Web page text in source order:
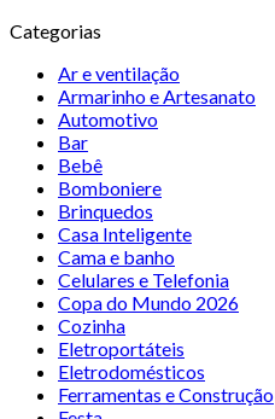
Categorias
Ar e ventilação
Armarinho e Artesanato
Automotivo
Bar
Bebê
Bomboniere
Brinquedos
Casa Inteligente
Cama e banho
Celulares e Telefonia
Copa do Mundo 2026
Cozinha
Eletroportáteis
Eletrodomésticos
Ferramentas e Construção